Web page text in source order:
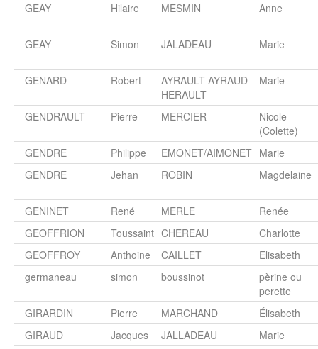
GEAY
Hilaire MESMIN Anne
GEAY Simon JALADEAU Marie
GENARD Robert
AYRAULT-AYRAUD-
HERAULT
Marie
GENDRAULT Pierre MERCIER
Nicole
(Colette)
GENDRE
Philippe EMONET/AIMONET Marie
GENDRE
Jehan ROBIN Magdelaine
GENINET René MERLE
Renée
GEOFFRION
Toussaint CHEREAU
Charlotte
GEOFFROY
Anthoine CAILLET
Elisabeth
germaneau
simon boussinot
pèrine ou
perette
GIRARDIN
Pierre MARCHAND
Élisabeth
GIRAUD
Jacques JALLADEAU
Marie